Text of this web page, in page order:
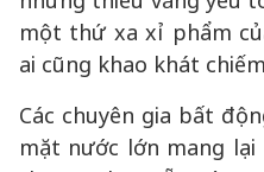
một thứ xa xỉ phẩm
ai cũng khao khát
Các chuyên gia bất
mặt nước lớn mang